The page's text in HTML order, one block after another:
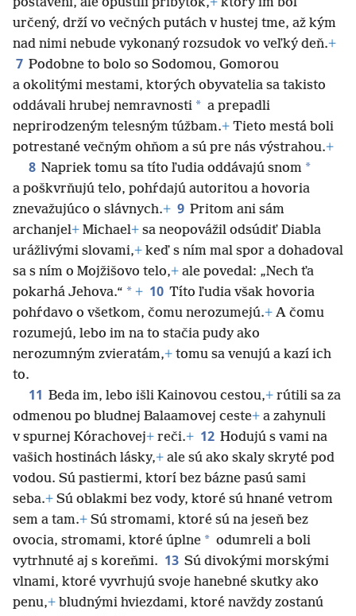
určený, drží vo večných putách v hustej tme, až kým
nad nimi nebude vykonaný rozsudok vo veľký deň.+
7 Podobne to bolo so Sodomou, Gomorou
a okolitými mestami, ktorých obyvatelia sa takisto
oddávali hrubej nemravnosti * a prepadli
neprirodzeným telesným túžbam.+ Tieto mestá boli
potrestané večným ohňom a sú pre nás výstrahou.+
8 Napriek tomu sa títo ľudia oddávajú snom *
a poškvrňujú telo, pohŕdajú autoritou a hovoria
znevažujúco o slávnych.+ 9 Pritom ani sám
archanjel+ Michael+ sa neopovážil odsúdiť Diabla
urážlivými slovami,+ keď s ním mal spor a dohadoval
sa s ním o Mojžišovo telo,+ ale povedal: „Nech ťa
pokarhá Jehova.“ * + 10 Títo ľudia však hovoria
pohŕdavo o všetkom, čomu nerozumejú.+ A čomu
rozumejú, lebo im na to stačia pudy ako
nerozumným zvieratám,+ tomu sa venujú a kazí ich
to.
11 Beda im, lebo išli Kainovou cestou,+ rútili sa za
odmenou po bludnej Balaamovej ceste+ a zahynuli
v spurnej Kórachovej+ reči.+ 12 Hodujú s vami na
vašich hostinách lásky,+ ale sú ako skaly skryté pod
vodou. Sú pastiermi, ktorí bez bázne pasú sami
seba.+ Sú oblakmi bez vody, ktoré sú hnané vetrom
sem a tam.+ Sú stromami, ktoré sú na jeseň bez
ovocia, stromami, ktoré úplne * odumreli a boli
vytrhnuté aj s koreňmi. 13 Sú divokými morskými
vlnami, ktoré vyvrhujú svoje hanebné skutky ako
penu,+ bludnými hviezdami, ktoré navždy zostanú